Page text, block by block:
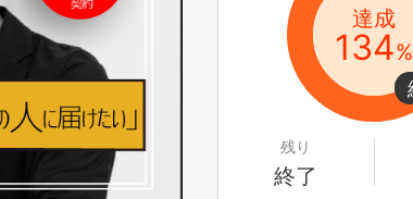
達成
134%
残り
終了